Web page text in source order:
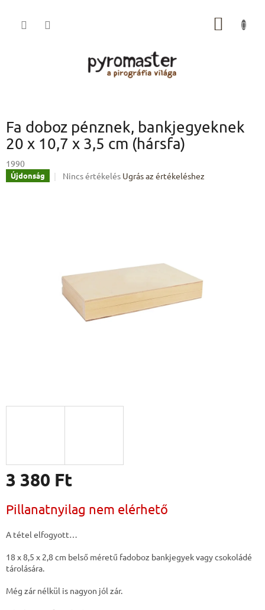
KOSÁR
Fa doboz pénznek, bankjegyeknek
20 x 10,7 x 3,5 cm (hársfa)
1990
Újdonság
A
Nincs értékelés Ugrás az értékeléshez
3 380 Ft
Pillanatnyilag nem elérhető
A tétel elfogyott…
18 x 8,5 x 2,8 cm belső méretű fadoboz bankjegyek vagy csokoládé
tárolására.
Még zár nélkül is nagyon jól zár.